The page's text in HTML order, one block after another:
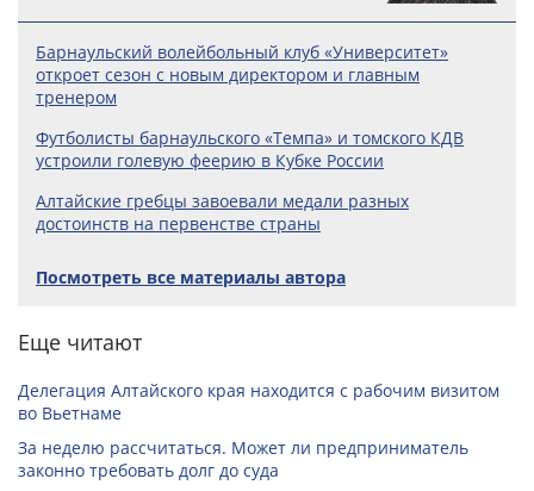
Барнаульский волейбольный клуб «Университет»
откроет сезон с новым директором и главным
тренером
Футболисты барнаульского «Темпа» и томского КДВ
устроили голевую феерию в Кубке России
Алтайские гребцы завоевали медали разных
достоинств на первенстве страны
Посмотреть все материалы автора
Еще читают
Делегация Алтайского края находится с рабочим визитом
во Вьетнаме
За неделю рассчитаться. Может ли предприниматель
законно требовать долг до суда